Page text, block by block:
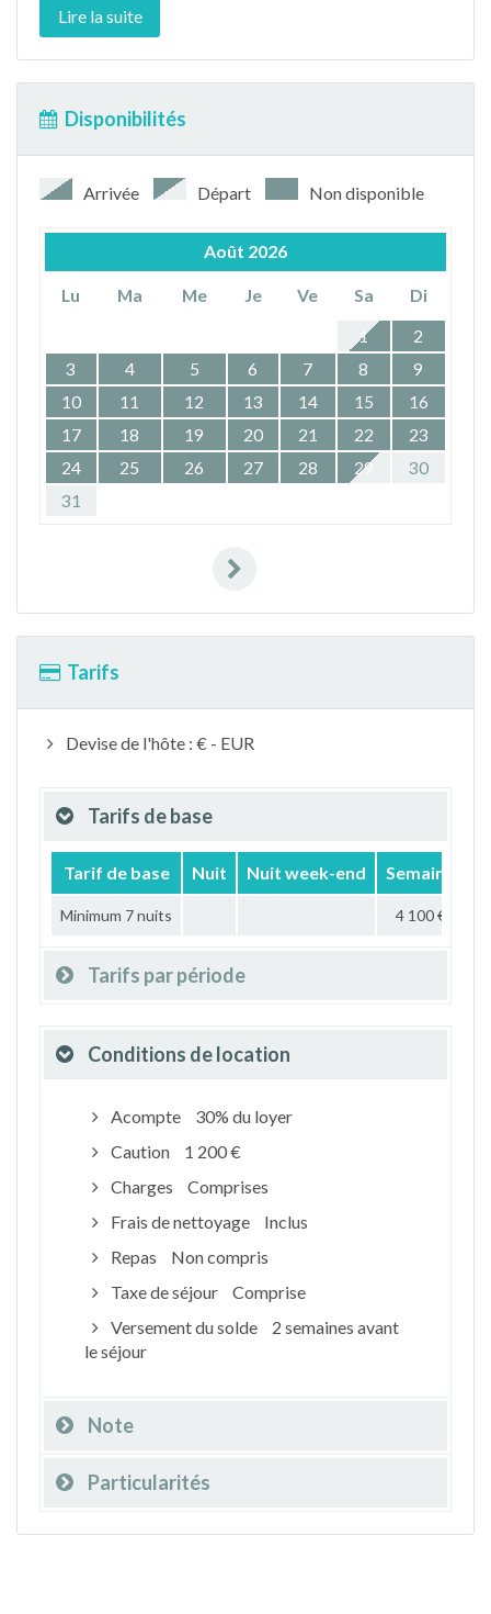
Lire la suite
Disponibilités
Arrivée Départ Non disponible
Août 2026
Lu Ma Me Je Ve Sa
Di
1
2
3
4 5 6 7 8
9
10
11 12 13 14 15
16
17
18 19 20 21 22
23
24
25 26 27 28 29
30
31
Tarifs
Devise de l'hôte : € - EUR
Tarifs de base
Tarif de base Nuit Nuit week-end Semaine
Minimum 7 nuits 4 100 €
Tarifs par période
Conditions de location
Acompte
30% du loyer
Caution
1 200 €
Charges
Comprises
Frais de nettoyage
Inclus
Repas
Non compris
Taxe de séjour
Comprise
Versement du solde
2 semaines avant
le séjour
Note
Particularités